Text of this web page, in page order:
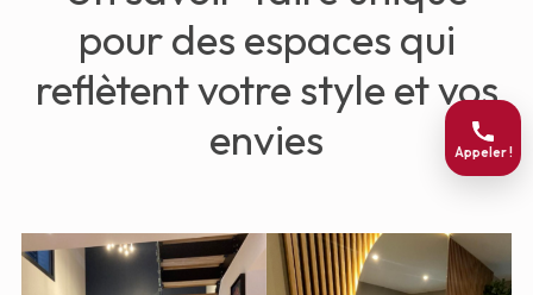
pour des espaces qui
reflètent votre style et vos
envies
Appeler !